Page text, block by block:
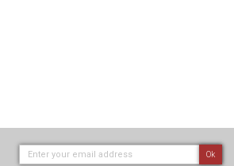
Ok